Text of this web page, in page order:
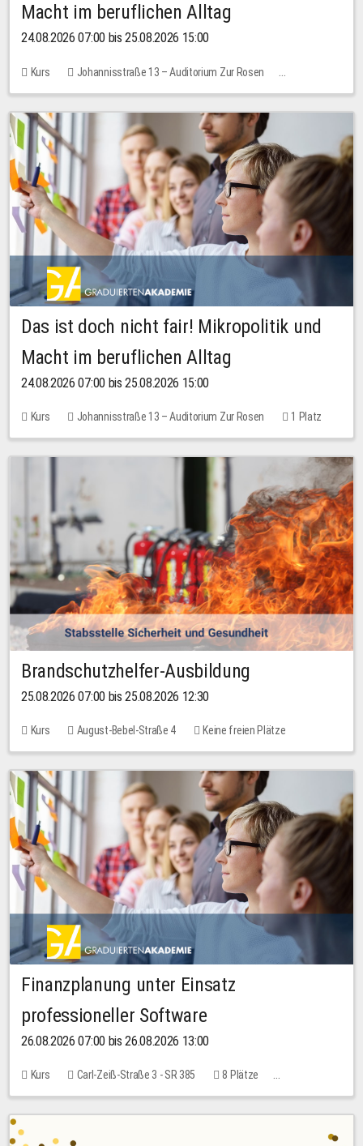
Macht im beruflichen Alltag
24.08.2026 07:00 bis 25.08.2026 15:00
Kurs
Johannisstraße 13 – Auditorium Zur Rosen
Keine freien Plätze
Das ist doch nicht fair! Mikropolitik und
Macht im beruflichen Alltag
24.08.2026 07:00 bis 25.08.2026 15:00
Kurs Johannisstraße 13 – Auditorium Zur Rosen
1 Platz
30,00 EUR
Brandschutzhelfer-Ausbildung
25.08.2026 07:00 bis 25.08.2026 12:30
Kurs August-Bebel-Straße 4 Keine freien Plätze
Finanzplanung unter Einsatz
professioneller Software
26.08.2026 07:00 bis 26.08.2026 13:00
Kurs Carl-Zeiß-Straße 3 - SR 385
8 Plätze
20,00 EUR